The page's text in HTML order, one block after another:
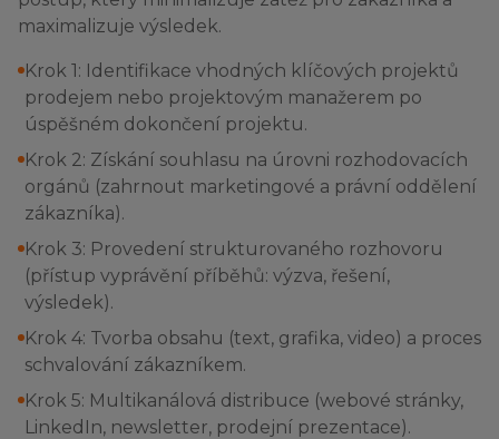
maximalizuje výsledek.
Krok 1: Identifikace vhodných klíčových projektů
prodejem nebo projektovým manažerem po
úspěšném dokončení projektu.
Krok 2: Získání souhlasu na úrovni rozhodovacích
orgánů (zahrnout marketingové a právní oddělení
zákazníka).
Krok 3: Provedení strukturovaného rozhovoru
(přístup vyprávění příběhů: výzva, řešení,
výsledek).
Krok 4: Tvorba obsahu (text, grafika, video) a proces
schvalování zákazníkem.
Krok 5: Multikanálová distribuce (webové stránky,
LinkedIn, newsletter, prodejní prezentace).